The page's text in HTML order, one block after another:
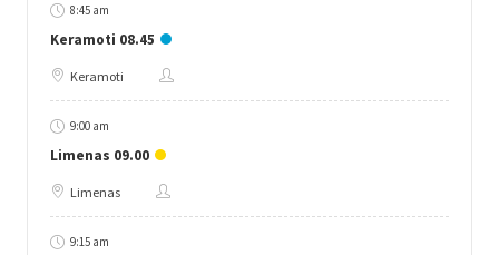
8:45 am
Keramoti 08.45
Keramoti
9:00 am
Limenas 09.00
Limenas
9:15 am